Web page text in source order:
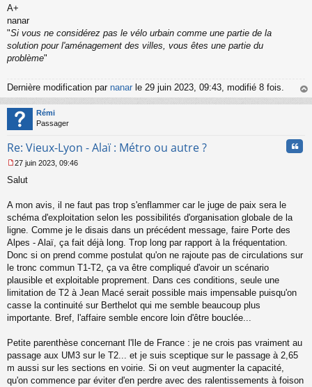
A+
nanar
"Si vous ne considérez pas le vélo urbain comme une partie de la
solution pour l'aménagement des villes, vous êtes une partie du
problème"
Dernière modification par nanar le 29 juin 2023, 09:43, modifié 8 fois.
au
Rémi
Passager
Re: Vieux-Lyon - Alaï : Métro ou autre ?
e
s
a
g
e
n
o
n
u
27 juin 2023, 09:46
Salut
A mon avis, il ne faut pas trop s'enflammer car le juge de paix sera le
schéma d'exploitation selon les possibilités d'organisation globale de la
ligne. Comme je le disais dans un précédent message, faire Porte des
Alpes - Alaï, ça fait déjà long. Trop long par rapport à la fréquentation.
Donc si on prend comme postulat qu'on ne rajoute pas de circulations sur
le tronc commun T1-T2, ça va être compliqué d'avoir un scénario
plausible et exploitable proprement. Dans ces conditions, seule une
limitation de T2 à Jean Macé serait possible mais impensable puisqu'on
casse la continuité sur Berthelot qui me semble beaucoup plus
importante. Bref, l'affaire semble encore loin d'être bouclée...
Petite parenthèse concernant l'Ile de France : je ne crois pas vraiment au
passage aux UM3 sur le T2... et je suis sceptique sur le passage à 2,65
m aussi sur les sections en voirie. Si on veut augmenter la capacité,
qu'on commence par éviter d'en perdre avec des ralentissements à foison